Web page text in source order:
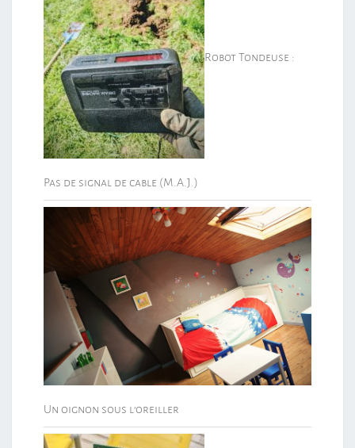
Robot Tondeuse :
Pas de signal de cable (M.A.J.)
Un oignon sous l’oreiller